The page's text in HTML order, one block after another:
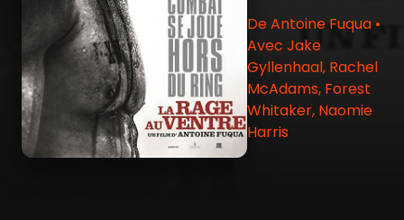
De Antoine Fuqua •
Avec Jake
Gyllenhaal, Rachel
McAdams, Forest
Whitaker, Naomie
Harris